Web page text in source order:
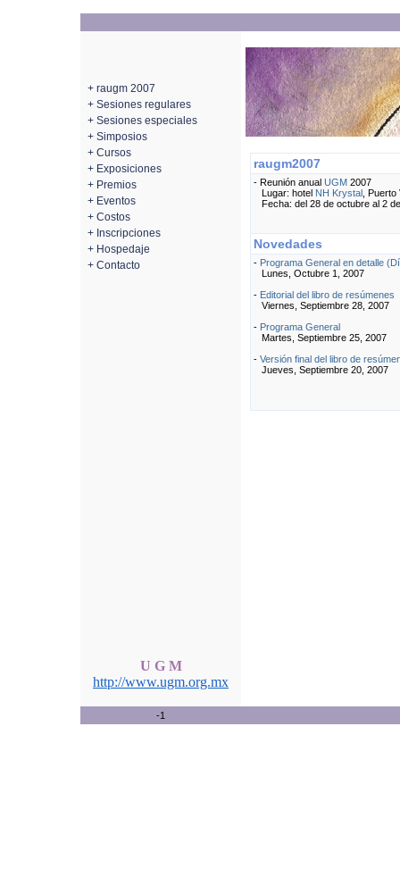
+ raugm 2007
+ Sesiones regulares
+ Sesiones especiales
+ Simposios
+ Cursos
+ Exposiciones
+ Premios
+ Eventos
+ Costos
+ Inscripciones
+ Hospedaje
+ Contacto
U G M
http://www.ugm.org.mx
raugm2007
- Reunión anual UGM 2007
Lugar: hotel NH Krystal ,
Fecha: del 28 de octubre al 2
Novedades
- Programa General en detalle
Lunes, Octubre 1, 2007
- Editorial del libro de resúmenes
Viernes, Septiembre 28, 2007
- Programa General
Martes, Septiembre 25, 2007
- Versión final del libro de
Jueves, Septiembre 20, 2007
-1